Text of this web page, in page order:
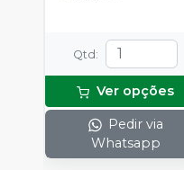
Qtd :
Ver opções
Pedir via
Whatsapp